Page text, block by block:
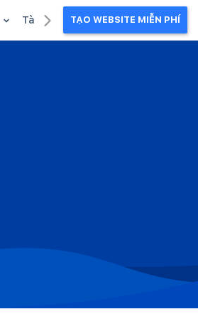
Tài liệu kinh doanhTẠO WEBSITE MIỄN PHÍ